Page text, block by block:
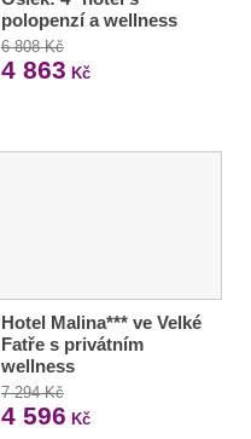
polopenzí a wellness
6 808 Kč
4 863 Kč
Hotel Malina*** ve Velké
Fatře s privátním
wellness
7 294 Kč
4 596 Kč